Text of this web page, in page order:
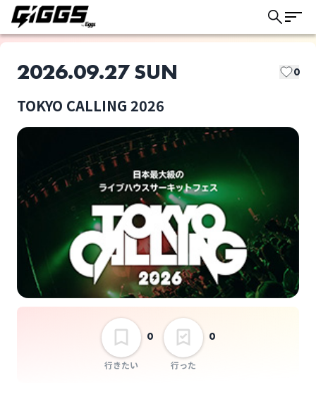
ライブ体験をもっと楽しく、もっと便利
に。
2026.09.27 SUN 0
TOKYO CALLING 2026
行きたい
0
行った
0
Broken my toybox Brown Basket
Conton Candy Czecho No Republic
FINLANDS Hakubi
このライブの取り置きは終了しました